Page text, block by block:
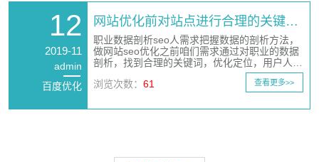
12
2019-11
admin
百度优化
网站优化前对站点进行合理的关键…
职业数据剖析seo人需求把握数据的剖析方法，
做网站seo优化之前咱们需求通过对职业的数据
剖析，找到合理的关键词，优化定位，用户人…
浏览次数：61 查看更多>>